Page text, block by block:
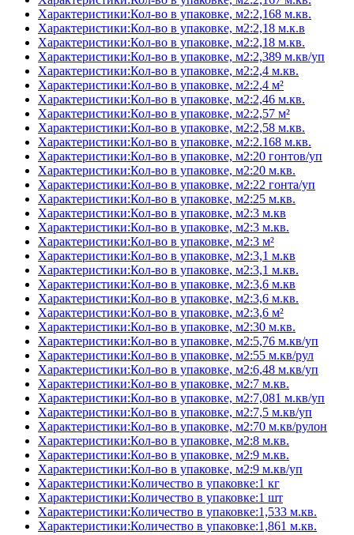
Характеристики:Кол-во в упаковке, м2:2,168 м.кв.
Характеристики:Кол-во в упаковке, м2:2,18 м.к.в
Характеристики:Кол-во в упаковке, м2:2,18 м.кв.
Характеристики:Кол-во в упаковке, м2:2,389 м.кв/уп
Характеристики:Кол-во в упаковке, м2:2,4 м.кв.
Характеристики:Кол-во в упаковке, м2:2,4 м²
Характеристики:Кол-во в упаковке, м2:2,46 м.кв.
Характеристики:Кол-во в упаковке, м2:2,57 м²
Характеристики:Кол-во в упаковке, м2:2,58 м.кв.
Характеристики:Кол-во в упаковке, м2:2.168 м.кв.
Характеристики:Кол-во в упаковке, м2:20 гонтов/уп
Характеристики:Кол-во в упаковке, м2:20 м.кв.
Характеристики:Кол-во в упаковке, м2:22 гонта/уп
Характеристики:Кол-во в упаковке, м2:25 м.кв.
Характеристики:Кол-во в упаковке, м2:3 м.кв
Характеристики:Кол-во в упаковке, м2:3 м.кв.
Характеристики:Кол-во в упаковке, м2:3 м²
Характеристики:Кол-во в упаковке, м2:3,1 м.кв
Характеристики:Кол-во в упаковке, м2:3,1 м.кв.
Характеристики:Кол-во в упаковке, м2:3,6 м.кв
Характеристики:Кол-во в упаковке, м2:3,6 м.кв.
Характеристики:Кол-во в упаковке, м2:3,6 м²
Характеристики:Кол-во в упаковке, м2:30 м.кв.
Характеристики:Кол-во в упаковке, м2:5,76 м.кв/уп
Характеристики:Кол-во в упаковке, м2:55 м.кв/рул
Характеристики:Кол-во в упаковке, м2:6,48 м.кв/уп
Характеристики:Кол-во в упаковке, м2:7 м.кв.
Характеристики:Кол-во в упаковке, м2:7,081 м.кв/уп
Характеристики:Кол-во в упаковке, м2:7,5 м.кв/уп
Характеристики:Кол-во в упаковке, м2:70 м.кв/рулон
Характеристики:Кол-во в упаковке, м2:8 м.кв.
Характеристики:Кол-во в упаковке, м2:9 м.кв.
Характеристики:Кол-во в упаковке, м2:9 м.кв/уп
Характеристики:Количество в упаковке:1 кг
Характеристики:Количество в упаковке:1 шт
Характеристики:Количество в упаковке:1,533 м.кв.
Характеристики:Количество в упаковке:1,861 м.кв.